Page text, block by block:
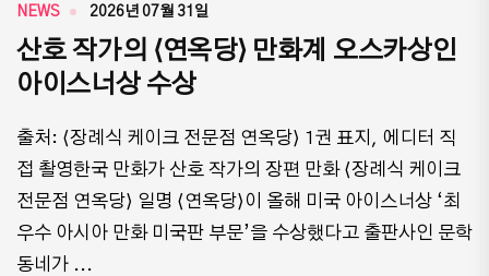
NEWS 2026년 07월 31일
산호 작가의 ⟨연옥당⟩ 만화계 오스카상인
아이스너상 수상
출처: ⟨장례식 케이크 전문점 연옥당⟩ 1권 표지, 에디터 직
접 촬영한국 만화가 산호 작가의 장편 만화 ⟨장례식 케이크
전문점 연옥당⟩ 일명 ⟨연옥당⟩이 올해 미국 아이스너상 ‘최
우수 아시아 만화 미국판 부문’을 수상했다고 출판사인 문학
동네가 ...